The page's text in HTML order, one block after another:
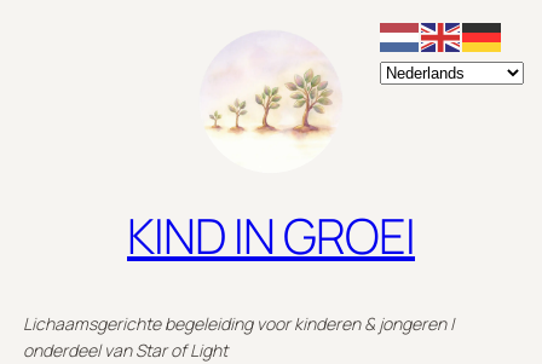
KIND IN GROEI
Lichaamsgerichte begeleiding voor kinderen & jongeren |
onderdeel van Star of Light